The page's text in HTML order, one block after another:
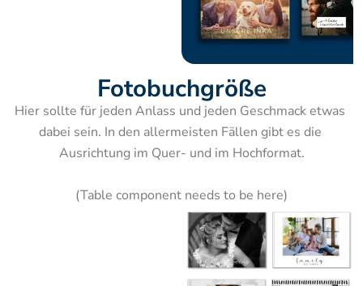
Fotobuchgröße
Hier sollte für jeden Anlass und jeden Geschmack etwas
dabei sein. In den allermeisten Fällen gibt es die
Ausrichtung im Quer- und im Hochformat.
(Table component needs to be here)